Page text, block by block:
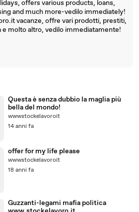
offers various products, loans,
and much more-vedilo immediately!
vacanze, offre vari prodotti, prestiti,
e molto altro, vedilo immediatamente!
Questa è senza dubbio la maglia più
bella del mondo!
wwwstockelavoroit
14 anni fa
offer for my life please
wwwstockelavoroit
18 anni fa
Guzzanti-legami mafia politica